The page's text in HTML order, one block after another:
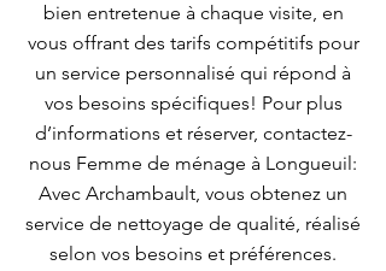
bien entretenue à chaque visite, en
vous offrant des tarifs compétitifs pour
un service personnalisé qui répond à
vos besoins spécifiques! Pour plus
d’informations et réserver, contactez-
nous Femme de ménage à Longueuil:
Avec Archambault, vous obtenez un
service de nettoyage de qualité, réalisé
selon vos besoins et préférences.